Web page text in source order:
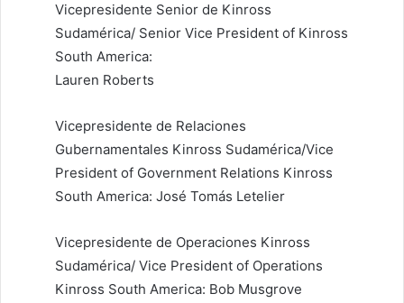
Vicepresidente Senior de Kinross
Sudamérica/ Senior Vice President of Kinross
South America:
Lauren Roberts
Vicepresidente de Relaciones
Gubernamentales Kinross Sudamérica/Vice
President of Government Relations Kinross
South America: José Tomás Letelier
Vicepresidente de Operaciones Kinross
Sudamérica/ Vice President of Operations
Kinross South America: Bob Musgrove